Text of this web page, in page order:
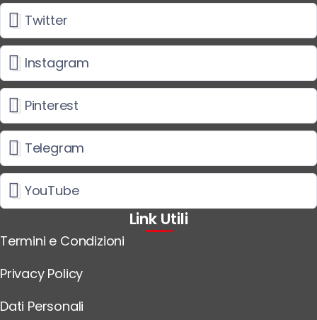
Twitter
Instagram
Pinterest
Telegram
YouTube
Link Utili
Termini e Condizioni
Privacy Policy
Dati Personali